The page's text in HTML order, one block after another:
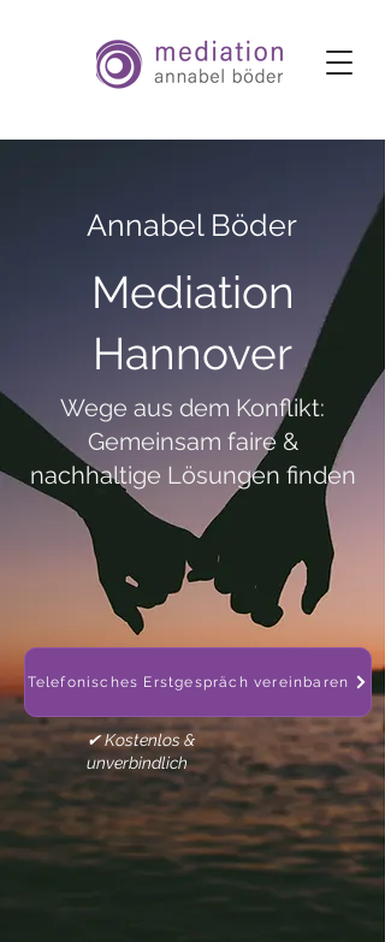
Annabel Böder
Mediation
Hannover
Wege aus dem Konflikt:
Gemeinsam faire &
nachhaltige Lösungen finden
Telefonisches Erstgespräch vereinbaren
✔ Kostenlos &
unverbindlich